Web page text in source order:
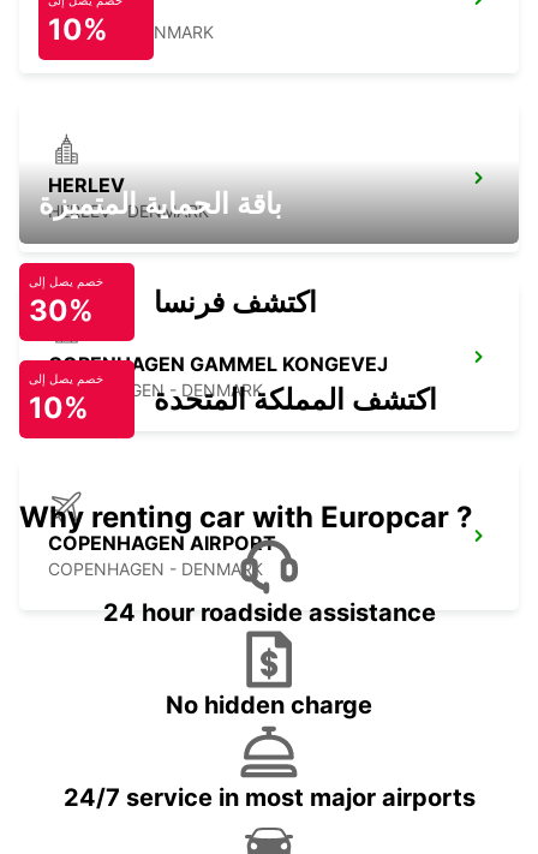
LYNGBY
LYNGBY - DENMARK
HERLEV
HERLEV - DENMARK
COPENHAGEN GAMMEL KONGEVEJ
COPENHAGEN - DENMARK
COPENHAGEN AIRPORT
COPENHAGEN - DENMARK
10%
باقة الحماية المتميزة
خصم يصل إلى
30% اكتشف فرنسا
خصم يصل إلى
10% اكتشف المملكة المتحدة
Why renting car with Europcar ?
24 hour roadside assistance
No hidden charge
24/7 service in most major airports